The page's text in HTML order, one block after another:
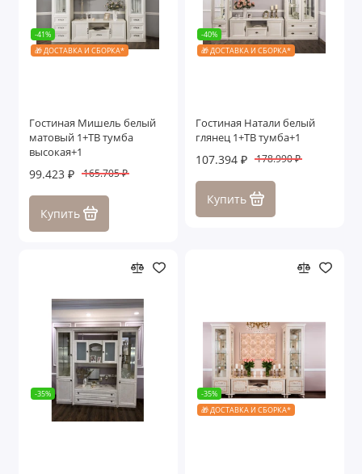
-41%
🎁 ДОСТАВКА И СБОРКА*
Гостиная Мишель белый
матовый 1+ТВ тумба
высокая+1
99.423 ₽ 165.705 ₽
Купить
-40%
🎁 ДОСТАВКА И СБОРКА*
Гостиная Натали белый
глянец 1+ТВ тумба+1
107.394 ₽ 178.990 ₽
Купить
-35%
-35%
🎁 ДОСТАВКА И СБОРКА*